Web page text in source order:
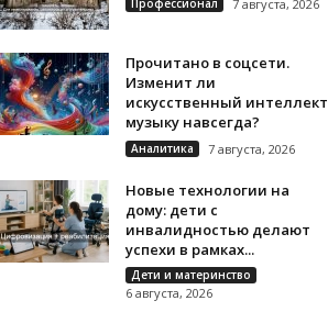
Профессионал 7 августа, 2026
Прочитано в соцсети.
Изменит ли
искусственный интеллект
музыку навсегда?
Аналитика 7 августа, 2026
Новые технологии на
дому: дети с
инвалидностью делают
успехи в рамках...
Дети и материнство
6 августа, 2026